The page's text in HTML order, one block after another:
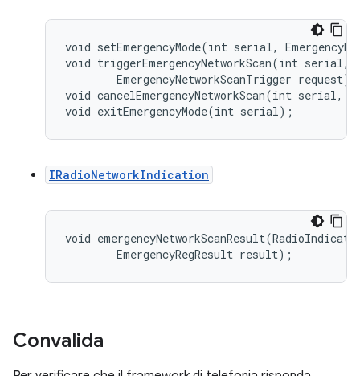
void setEmergencyMode(int serial,
void triggerEmergencyNetworkScan(int serial,
        EmergencyNetworkScanTrigger request);
void cancelEmergencyNetworkScan(int serial,
IRadioNetworkIndication
void emergencyNetworkScanResult(
EmergencyRegResult result);
Convalida